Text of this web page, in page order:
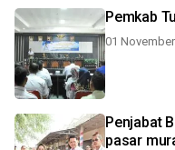
Pemkab
01
Penjabat
pasar